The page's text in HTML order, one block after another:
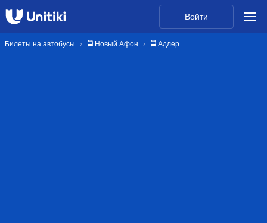
Войти
Билеты на автобусы 🚍 Новый Афон 🚍 Адлер